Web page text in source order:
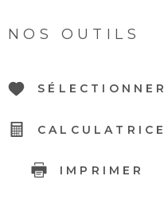
NOS OUTILS
SÉLECTIONNER
CALCULATRICE
IMPRIMER